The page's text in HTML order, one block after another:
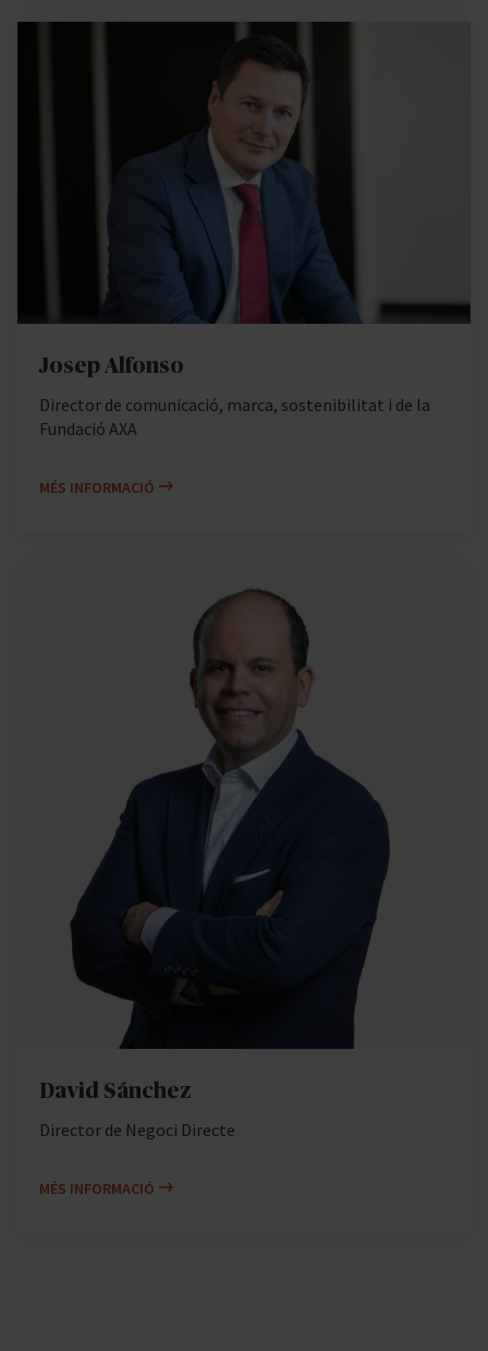
Josep Alfonso
Director de comunicació, marca, sostenibilitat i de la
Fundació AXA
MÉS INFORMACIÓ
David Sánchez
Director de Negoci Directe
MÉS INFORMACIÓ